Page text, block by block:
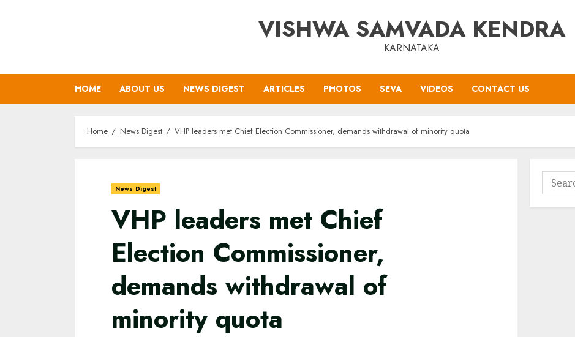
VISHWA SAMVADA KENDRA
KARNATAKA
HOME ABOUT US NEWS DIGEST ARTICLES PHOTOS SEVA VIDEOS CONTACT US
Home News Digest VHP leaders met Chief Election Commissioner, demands withdrawal of minority quota
News Digest
VHP leaders met Chief
Election Commissioner,
demands withdrawal of
minority quota
Search
for: